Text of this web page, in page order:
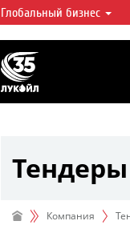
ЛУКОЙЛ СЕГОДНЯ
ЛУКОЙЛ — одна из
интегрированных
мире, на долю
мировой добычи
Глобальный бизнес
Компания